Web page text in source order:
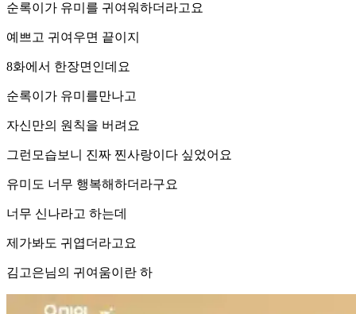
순록이가 유미를 귀여워하더라고요
예쁘고 귀여우면 끝이지
8화에서 한장면인데요
순록이가 유미를만나고
자신만의 원칙을 버려요
그런모습보니 진짜 찐사랑이다 싶었어요
유미도 너무 행복해하더라구요
너무 신나라고 하는데
제가봐도 귀엽더라고요
김고은님의 귀여움이란 하